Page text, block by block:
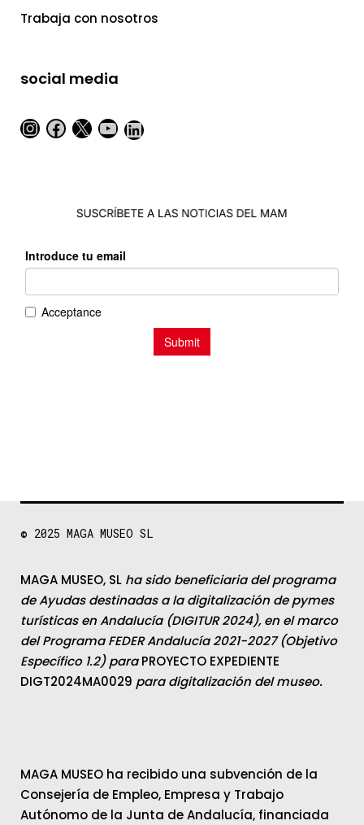
Trabaja con nosotros
social media
Instagram
Facebook
X YouTube
LinkedIn
© 2025 MAGA MUSEO SL
MAGA MUSEO, SL ha sido beneficiaria del programa
de Ayudas destinadas a la digitalización de pymes
turísticas en Andalucía (DIGITUR 2024), en el marco
del Programa FEDER Andalucía 2021-2027 (Objetivo
Específico 1.2) paraPROYECTO EXPEDIENTE
DIGT2024MA0029 para digitalización del museo.
MAGA MUSEO ha recibido una subvención de la
Consejería de Empleo, Empresa y Trabajo
Autónomo de la Junta de Andalucía, financiada